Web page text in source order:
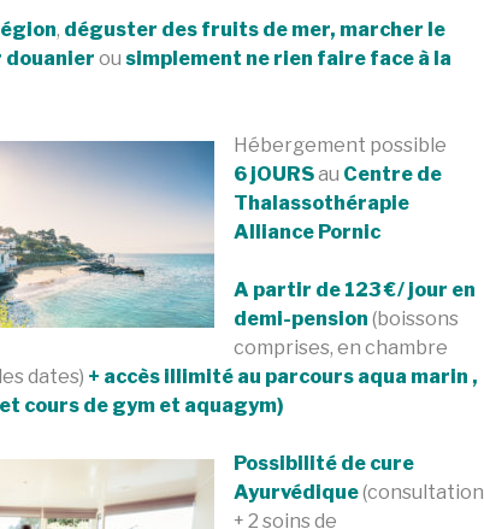
, déguster des fruits de mer, marcher le
douanier ou simplement ne rien faire face à la
Hébergement possible
6 jOURSau Centre de
Thalassothérapie
Alliance Pornic
A partir de 123 €/ jour en
demi-pension (boissons
comprises, en chambre
dates) + accès illimité au parcours aqua marin ,
cours de gym et aquagym)
Possibilité de cure
Ayurvédique(consultation
+ 2 soins de